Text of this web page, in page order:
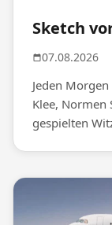
Sketch
07.08.2026
Jeden
Klee, Normen
gespielten